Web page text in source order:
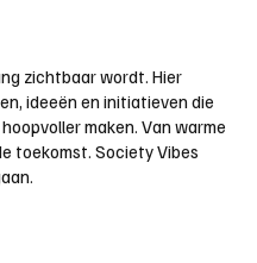
zichtbaar wordt. Hier
ideeën en initiatieven die
maken. Van warme
toekomst. Society Vibes